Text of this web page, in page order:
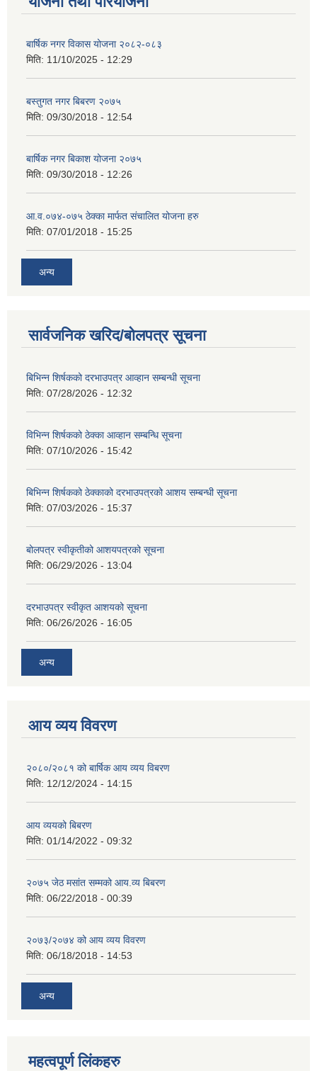
बार्षिक नगर विकास योजना २०८२-०८३
मिति: 11/10/2025 - 12:29
बस्तुगत नगर बिबरण २०७५
मिति: 09/30/2018 - 12:54
बार्षिक नगर बिकाश योजना २०७५
मिति: 09/30/2018 - 12:26
आ.व.०७४-०७५ ठेक्का मार्फत संचालित योजना हरु
मिति: 07/01/2018 - 15:25
अन्य
सार्वजनिक खरिद/बोलपत्र सूचना
बिभिन्‍न शिर्षकको दरभाउपत्र आव्हान सम्बन्धी सूचना
मिति: 07/28/2026 - 12:32
विभिन्न शिर्षकको ठेक्का आव्हान सम्बन्धि सूचना
मिति: 07/10/2026 - 15:42
बिभिन्‍न शिर्षकको ठेक्काको दरभाउपत्रको आशय सम्बन्धी सूचना
मिति: 07/03/2026 - 15:37
बोलपत्र स्वीकृतीको आशयपत्रको सूचना
मिति: 06/29/2026 - 13:04
दरभाउपत्र स्वीकृत आशयको सूचना
मिति: 06/26/2026 - 16:05
अन्य
आय व्यय विवरण
२०८०/२०८१ को बार्षिक आय व्यय विबरण
मिति: 12/12/2024 - 14:15
आय व्ययको बिबरण
मिति: 01/14/2022 - 09:32
२०७५ जेठ मसांत सम्मको आय.व्य बिबरण
मिति: 06/22/2018 - 00:39
२०७३/२०७४ को आय व्यय विवरण
मिति: 06/18/2018 - 14:53
अन्य
महत्वपूर्ण लिंकहरु